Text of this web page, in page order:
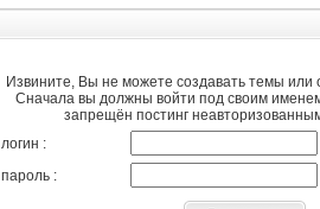
Извините, Вы не можете создавать темы или
Сначала вы должны войти под своим
запрещён постинг
логин :
пароль :